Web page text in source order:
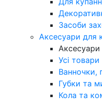
Засоби
Аксесуари для
Аксесуари
Усі товари
Ванночки,
Губки та
Кола та